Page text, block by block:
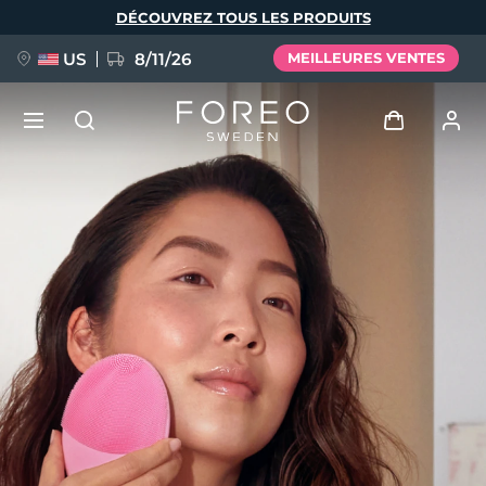
DÉCOUVREZ TOUS LES PRODUITS
US 8/11/26 MEILLEURES VENTES
Profil de l'utilisateur
Mes appareils
Mes commandes
Mes adresses
Mes abonnements
NOUVEAU
FAQ™ Pure Beauty-Tech Elixir
BREAKING NEWS
issa™ Teeth Whitening Set
Langue
English Deutsch
Español
Français
Italiano
Português
Polski
Svenska
Русский
Türkçe
简体中文 繁體中文